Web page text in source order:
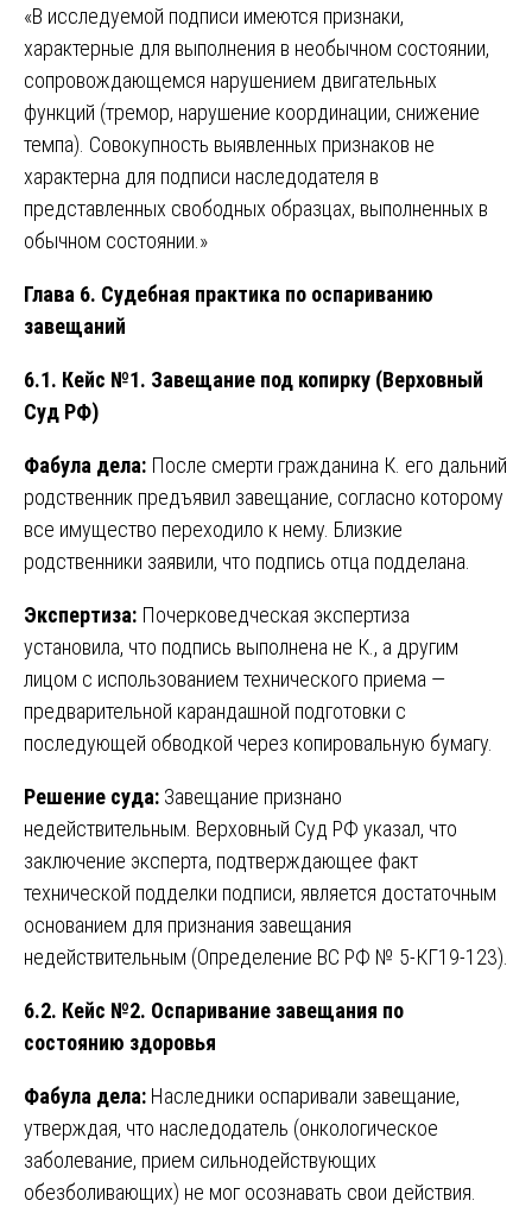
«В исследуемой подписи имеются признаки,
характерные для выполнения в необычном состоянии,
сопровождающемся нарушением двигательных
функций (тремор, нарушение координации, снижение
темпа). Совокупность выявленных признаков не
характерна для подписи наследодателя в
представленных свободных образцах, выполненных в
обычном состоянии.»
Глава 6. Судебная практика по оспариванию
завещаний
6.1. Кейс №1. Завещание под копирку (Верховный
Суд РФ)
Фабула дела: После смерти гражданина К. его дальний
родственник предъявил завещание, согласно которому
все имущество переходило к нему. Близкие
родственники заявили, что подпись отца подделана.
Экспертиза: Почерковедческая экспертиза
установила, что подпись выполнена не К., а другим
лицом с использованием технического приема —
предварительной карандашной подготовки с
последующей обводкой через копировальную бумагу.
Решение суда: Завещание признано
недействительным. Верховный Суд РФ указал, что
заключение эксперта, подтверждающее факт
технической подделки подписи, является достаточным
основанием для признания завещания
недействительным (Определение ВС РФ № 5-КГ19-123).
6.2. Кейс №2. Оспаривание завещания по
состоянию здоровья
Фабула дела: Наследники оспаривали завещание,
утверждая, что наследодатель (онкологическое
заболевание, прием сильнодействующих
обезболивающих) не мог осознавать свои действия.